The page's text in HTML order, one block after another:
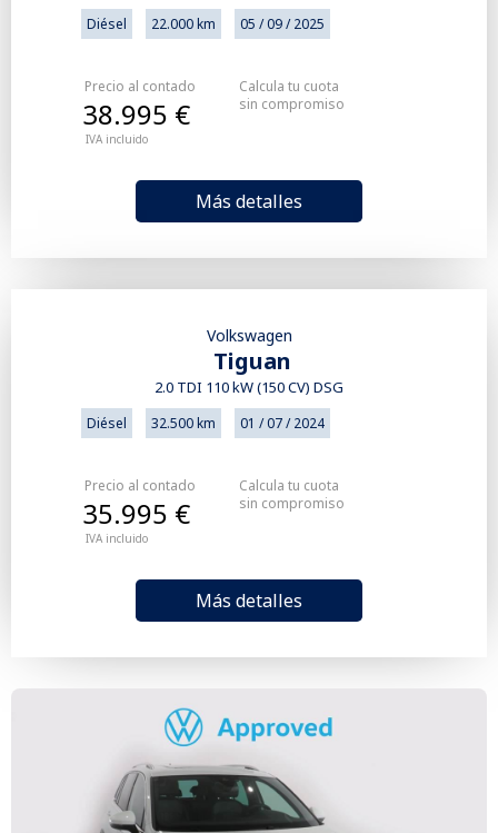
Diésel 22.000 km 05 / 09 / 2025
Precio al contado
IVA incluido
38.995 €
Más detalles
Calcula tu cuota
sin compromiso
Volkswagen
Tiguan
2.0 TDI 110 kW (150 CV) DSG
Diésel 32.500 km 01 / 07 / 2024
Precio al contado
IVA incluido
35.995 €
Más detalles
Calcula tu cuota
sin compromiso